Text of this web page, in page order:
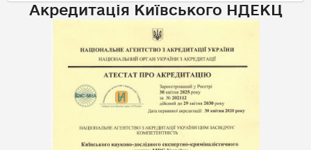
Акредитація Київського НДЕКЦ